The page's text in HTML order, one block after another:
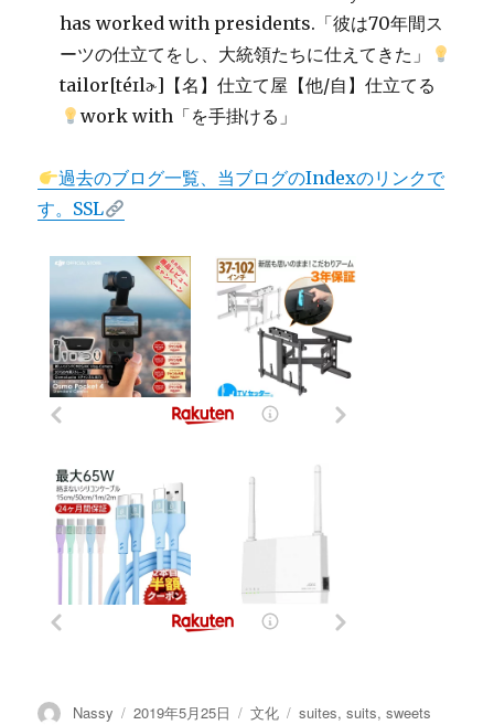
has worked with presidents.「彼は70年間ス
ーツの仕立てをし、大統領たちに仕えてきた」
tailor[téɪlɚ]【名】仕立て屋【他/自】仕立てる
work with「を手掛ける」
過去のブログ一覧、当ブログのIndexのリンクで
す。SSL
投
Nassy
投
2019年5月25日
カ
文化
タ
suites,suits,sweets